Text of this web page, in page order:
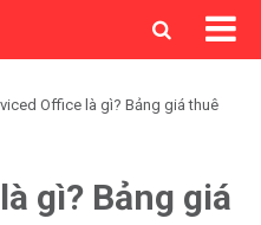
Office là gì? Bảng giá thuê
gì? Bảng giá